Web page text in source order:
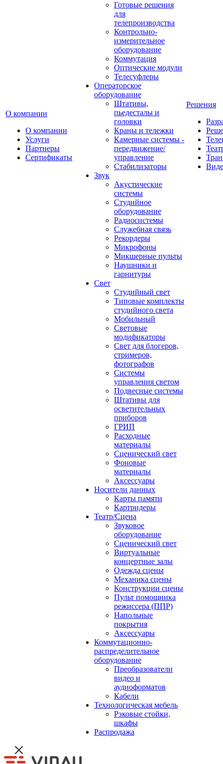
О компании
О компании
Услуги
Партнеры
Сертификаты
Готовые решения
для
телепроизводства
Контрольно-
измерительное
оборудование
Коммутация
Оптические модули
Телесуфлеры
Операторское
оборудование
Штативы,
пьедесталы и
головки
Краны и тележки
Камерные системы -
передвижение/
управление
Стабилизаторы
Звук
Акустические
системы
Студийное
оборудование
Радиосистемы
Служебная связь
Рекордеры
Микрофоны
Микшерные пульты
Наушники и
гарнитуры
Свет
Студийный свет
Типовые комплекты
студийного света
Мобильный
Световые
модификаторы
Свет для блогеров,
стримеров,
фотографов
Системы
управления светом
Подвесные системы
Штативы для
осветительных
приборов
ГРИП
Расходные
материалы
Сценический свет
Фоновые
материалы
Аксессуары
Носители данных
Карты памяти
Картридеры
Театр/Сцена
Звуковое
оборудование
Сценический свет
Виртуальные
концертные залы
Одежда сцены
Механика сцены
Конструкции сцены
Пульт помощника
режиссера (ППР)
Напольные
покрытия
Аксессуары
Коммутационно-
распределительное
оборудование
Преобразователи
видео и
аудиоформатов
Кабели
Технологическая мебель
Рэковые стойки,
шкафы
Распродажа
Решения